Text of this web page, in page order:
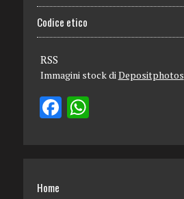
Codice etico
RSS
Immagini stock diDepositphotos
Home